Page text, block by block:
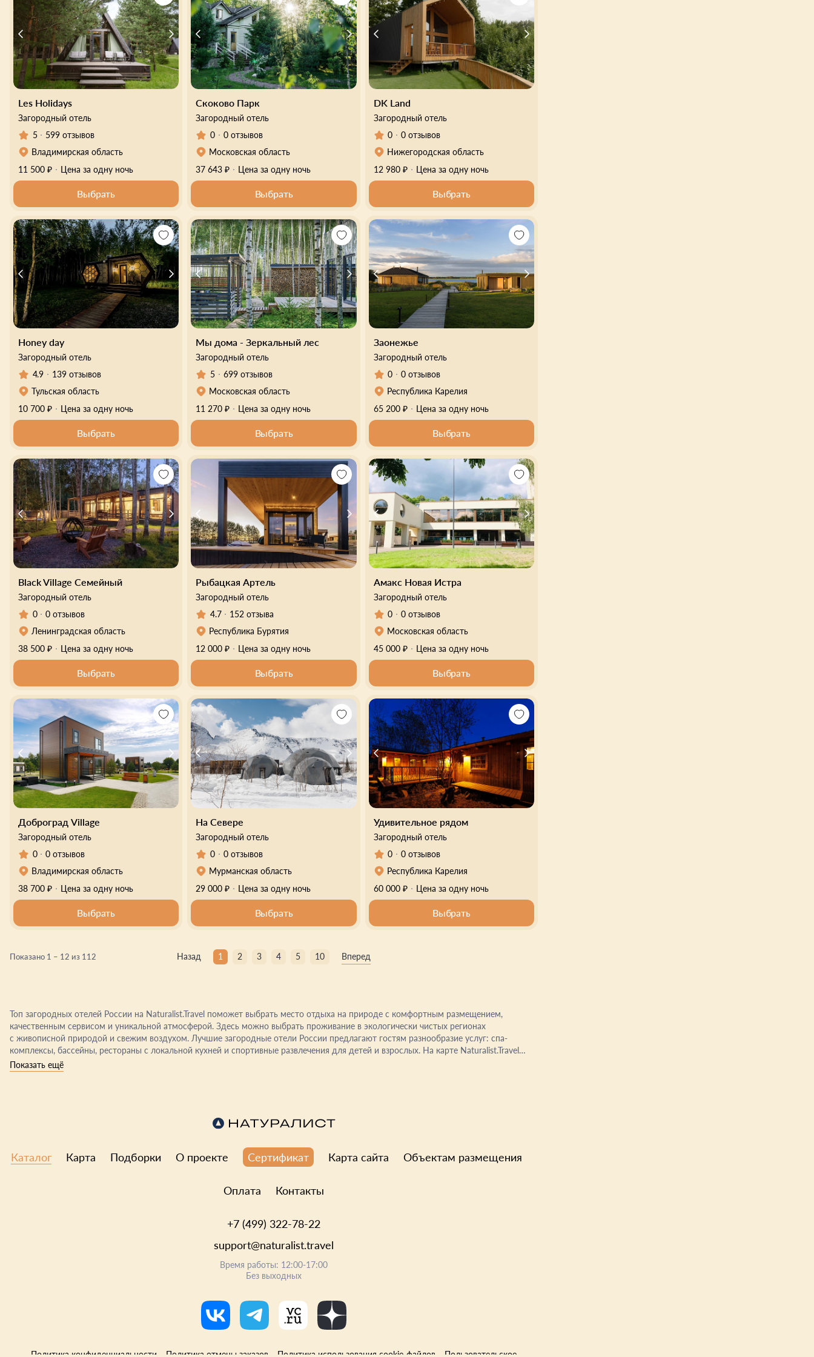
Les Holidays
Загородный отель
5
599 отзывов
Владимирская область
11 500 ₽
Цена за одну ночь
Выбрать
Скоково Парк
Загородный отель
0
0 отзывов
Московская область
37 643 ₽
Цена за одну ночь
Выбрать
DK Land
Загородный отель
0
0 отзывов
Нижегородская область
12 980 ₽
Цена за одну ночь
Выбрать
Honey day
Загородный отель
4.9
139 отзывов
Тульская область
10 700 ₽
Цена за одну ночь
Выбрать
Мы дома - Зеркальный лес
Загородный отель
5
699 отзывов
Московская область
11 270 ₽
Цена за одну ночь
Выбрать
Заонежье
Загородный отель
0
0 отзывов
Республика Карелия
65 200 ₽
Цена за одну ночь
Выбрать
Black Village Семейный
Загородный отель
0
0 отзывов
Ленинградская область
38 500 ₽
Цена за одну ночь
Выбрать
Рыбацкая Артель
Загородный отель
4.7
152 отзыва
Республика Бурятия
12 000 ₽
Цена за одну ночь
Выбрать
Амакс Новая Истра
Загородный отель
0
0 отзывов
Московская область
45 000 ₽
Цена за одну ночь
Выбрать
Доброград Village
Загородный отель
0
0 отзывов
Владимирская область
38 700 ₽
Цена за одну ночь
Выбрать
На Севере
Загородный отель
0
0 отзывов
Мурманская область
29 000 ₽
Цена за одну ночь
Выбрать
Удивительное рядом
Загородный отель
0
0 отзывов
Республика Карелия
60 000 ₽
Цена за одну ночь
Выбрать
Показано 1 – 12 из 112 Назад 1 2 3 4 5 10 Вперед
Топ загородных отелей России на Naturalist.Travel поможет выбрать место отдыха на природе с комфортным размещением,
качественным сервисом и уникальной атмосферой. Здесь можно выбрать проживание в экологически чистых регионах
с живописной природой и свежим воздухом. Лучшие загородные отели России предлагают гостям разнообразие услуг: спа-
комплексы, бассейны, рестораны с локальной кухней и спортивные развлечения для детей и взрослых. На карте Naturalist.Travel
представлены отели всех категорий — от роскошных комплексов до уютных эко-отелей. Изучайте отзывы гостей, сравнивайте
цены и бронируйте номер или дом на сутки или длительное размещение. Выбирайте загородные отели по вашим
Показать ещё
Каталог Карта Подборки О проекте Сертификат Карта сайта Объектам размещения
Оплата Контакты
+7 (499) 322-78-22
support@naturalist.travel
Время работы: 12:00-17:00
Без выходных
Политика конфиденциальности Политика отмены заказов Политика использования cookie-файлов Пользовательское